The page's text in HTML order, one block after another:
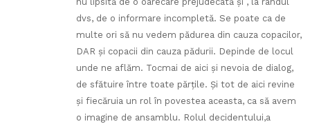
dvs, de o informare incompletă. Se poate ca de
multe ori să nu vedem pădurea din cauza copacilor,
DAR şi copacii din cauza pădurii. Depinde de locul
unde ne aflăm. Tocmai de aici şi nevoia de dialog,
de sfătuire între toate părţile. Şi tot de aici revine
şi fiecăruia un rol în povestea aceasta, ca să avem
o imagine de ansamblu. Rolul decidentului,a